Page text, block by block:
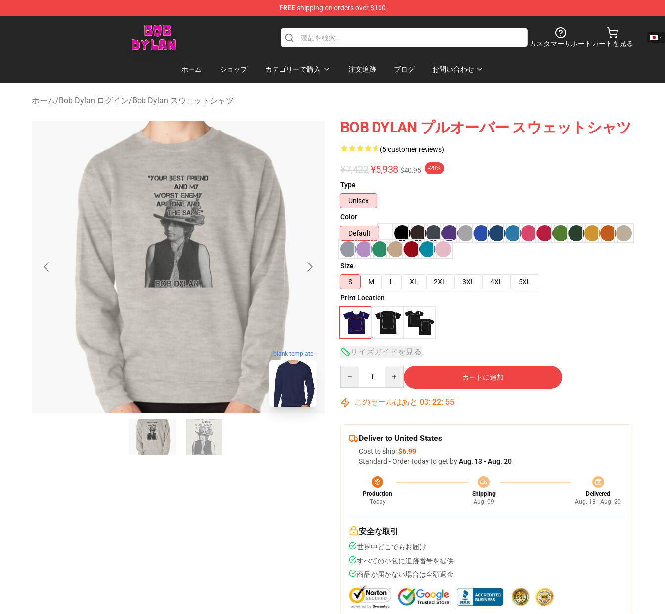
FREEshipping on orders over $100
Bob Dylan Store - Official Bob Dylan Merchandise Shop
カスタマーサポート カートを見る
ホーム ショップ カテゴリーで購入 注文追跡 ブログ お問い合わせ
ホーム/Bob Dylan ログイン/Bob Dylan スウェットシャツ
blank template
BOB DYLAN プルオーバー スウェットシャツ
(5 customer reviews)
¥7,422 ¥5,938 $40.95 -20%
Type
Unisex
Color
Default
Size
S
M L XL 2XL 3XL 4XL
5XL
Print Location
サイズガイドを見る
カートに追加
このセールはあと 03: 22: 54
Deliver to United States
Cost to ship:$6.99
Standard - Order today to get byAug. 13 - Aug. 20
Production
Today
Shipping
Aug. 09
Delivered
Aug. 13 - Aug. 20
安全な取引
世界中どこでもお届け
すべての小包に追跡番号を提供
商品が届かない場合は全額返金